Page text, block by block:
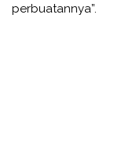
perbuatannya”.